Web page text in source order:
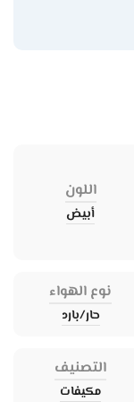
اللون
أبيض
نوع الهواء
حار/بارد
التصنيف
مكيفات